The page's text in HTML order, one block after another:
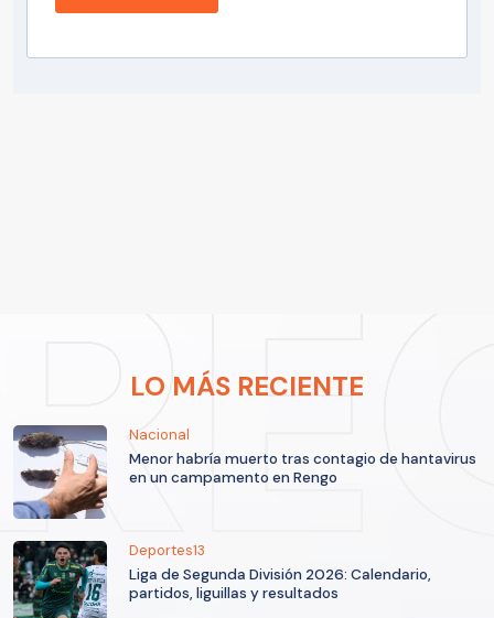
LO MÁS RECIENTE
Nacional
Menor habría muerto tras contagio de hantavirus
en un campamento en Rengo
Deportes13
Liga de Segunda División 2026: Calendario,
partidos, liguillas y resultados